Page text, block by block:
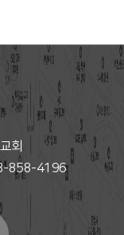
회
858-4196